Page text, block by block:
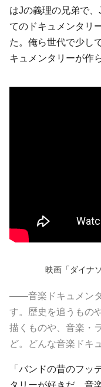
はJの義理の兄弟で
てのドキュメンタリ
た。俺ら世代で少し
キュメンタリーが作
映画「ダイナ
――音楽ドキュメンタ
す。歴史を追うもの
描くものや、音楽・
ど。どんな音楽ドキ
「バンドの昔のフッ
タリーが好きだ。音